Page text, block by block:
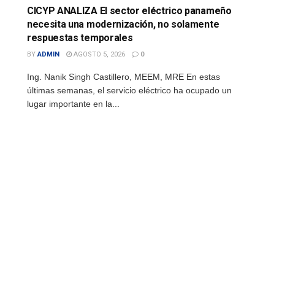
CICYP ANALIZA El sector eléctrico panameño
necesita una modernización, no solamente
respuestas temporales
BY ADMIN AGOSTO 5, 2026 0
Ing. Nanik Singh Castillero, MEEM, MRE En estas
últimas semanas, el servicio eléctrico ha ocupado un
lugar importante en la...